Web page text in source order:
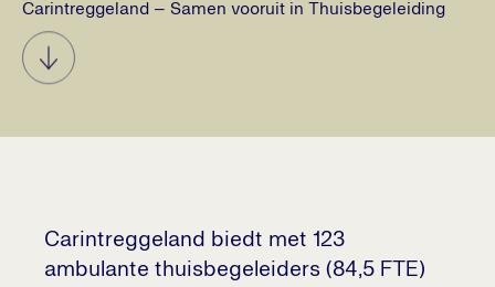
Carintreggeland – Samen vooruit in Thuisbegeleiding
Carintreggeland biedt met 123
ambulante thuisbegeleiders (84,5 FTE)